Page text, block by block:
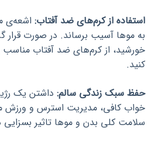
استفاده از کرم‌های ضد آفتاب: اشعه‌ی
به موها آسیب برساند. در صورت قرار
خورشید، از کرم‌های ضد آفتاب مناسب
کنید.
حفظ سبک زندگی سالم: داشتن یک
خواب کافی، مدیریت استرس و ورزش
سلامت کلی بدن و موها تاثیر بسزایی